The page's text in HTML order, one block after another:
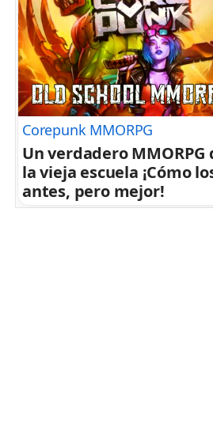
Corepunk MMORPG
Un verdadero MMORPG
la vieja escuela ¡Cómo
antes, pero mejor!